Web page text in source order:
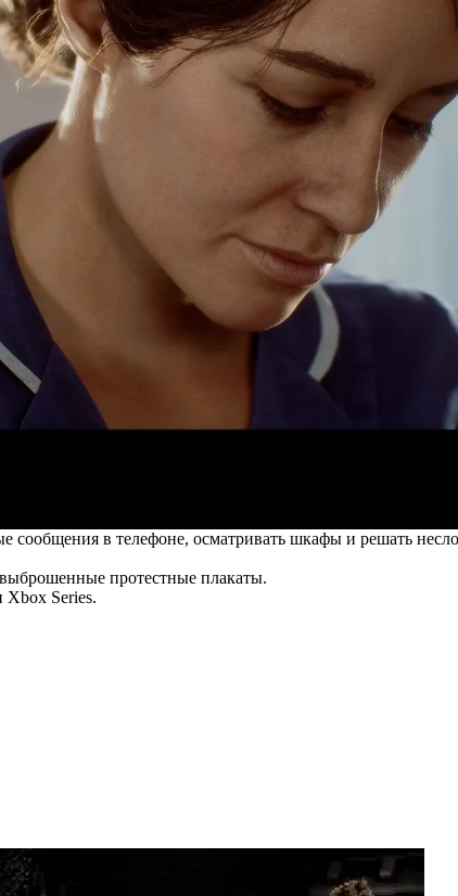
в телефоне, осматривать шкафы и решать
протестные плакаты.
Xbox Series.